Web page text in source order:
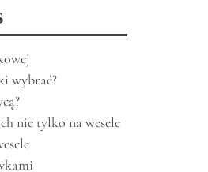
wybrać?
nie tylko na wesele